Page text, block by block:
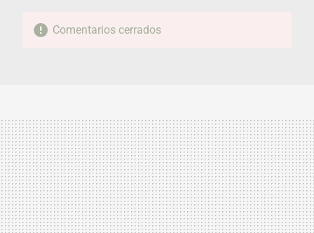
Comentarios cerrados